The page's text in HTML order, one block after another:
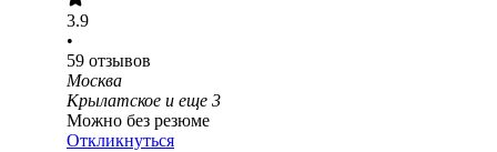
3.9
•
59 отзывов
Москва
Крылатское и еще 3
Можно без резюме
Откликнуться